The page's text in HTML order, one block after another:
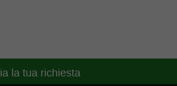
la tua richiesta